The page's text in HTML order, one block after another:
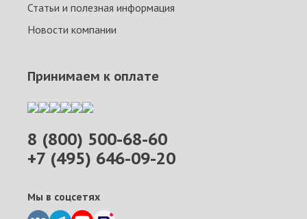
Статьи и полезная информация
Новости компании
8 (800) 500-68-60
+7 (495) 646-09-20
Мы в соцсетях
Принимаем к оплате